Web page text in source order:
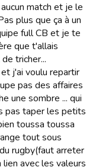
match et je le
plus que ça à un
full CB et je te
que t'allais
tricher...
j'ai voulu repartir
pas des affaires
une sombre ... qui
pas taper les petits
toussa toussa
tout sous
rugby(faut arreter
lien avec les valeurs